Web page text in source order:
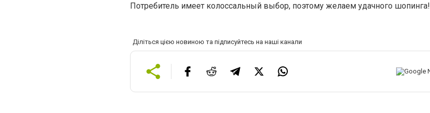
Потребитель имеет колоссальный выбор, поэтому желаем удачного шопинга!
Діліться цією новиною та підписуйтесь на наші канали